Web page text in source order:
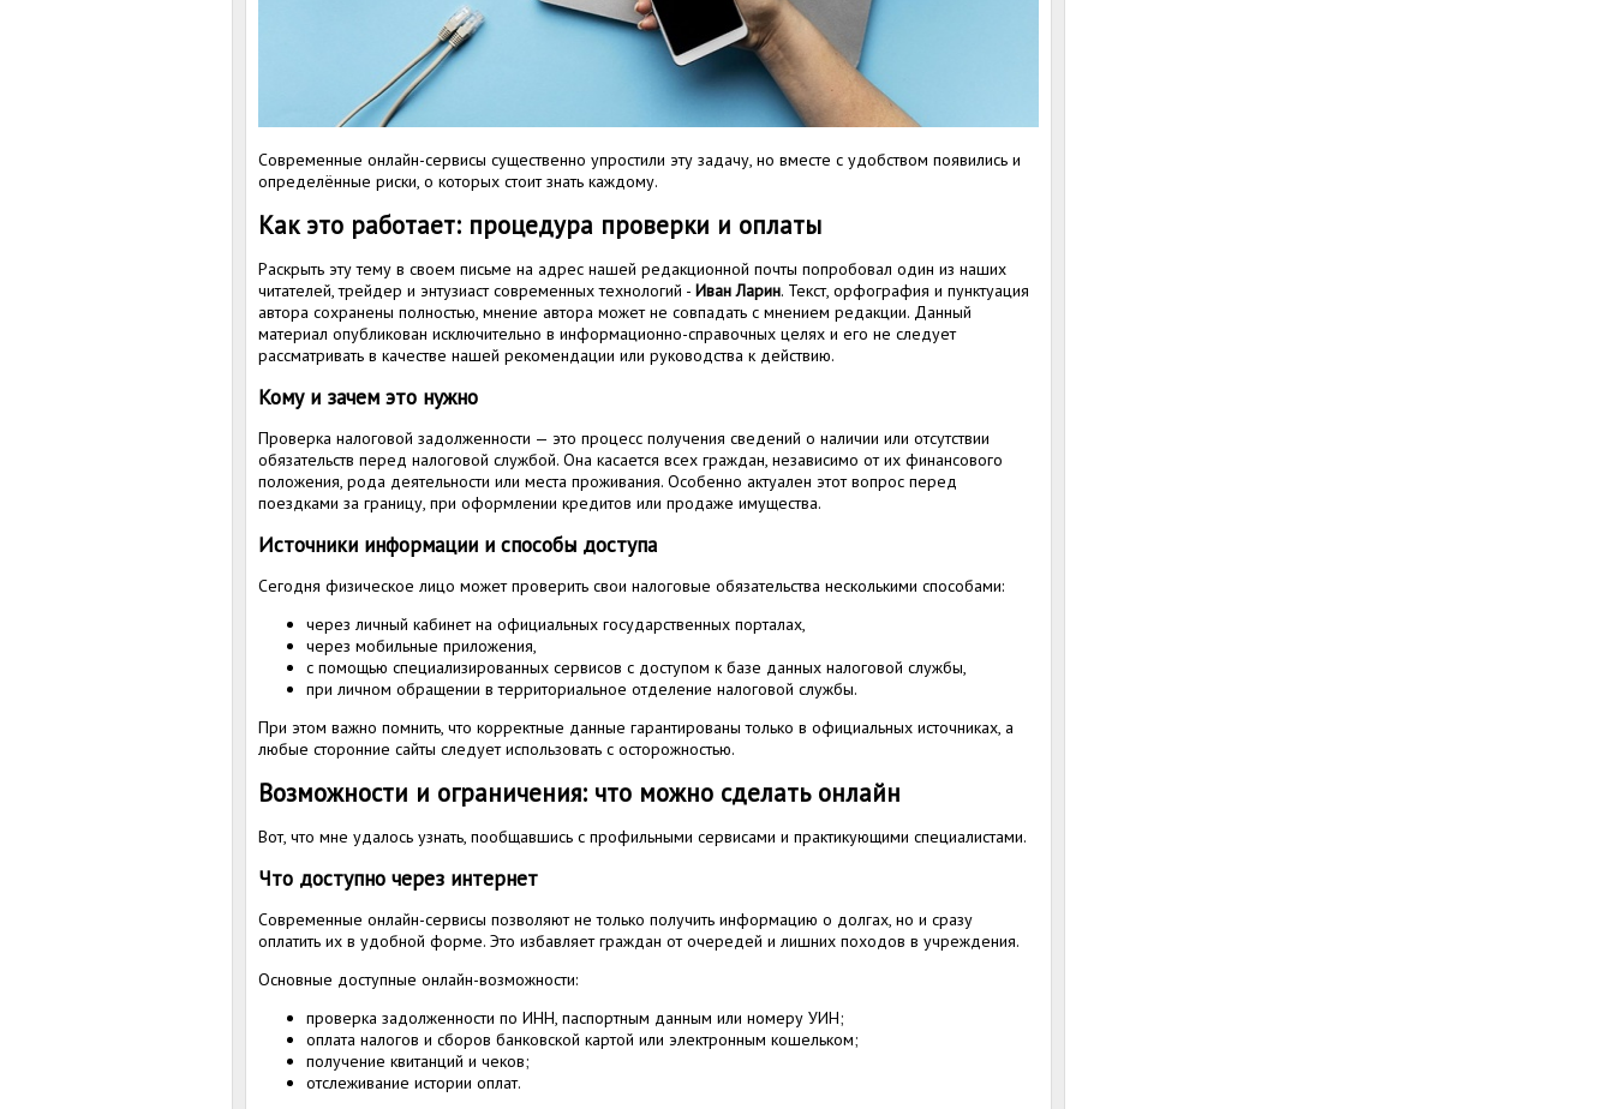
Современные онлайн-сервисы существенно упростили эту задачу, но вместе с удобством появились и
определённые риски, о которых стоит знать каждому.
Как это работает: процедура проверки и оплаты
Раскрыть эту тему в своем письме на адрес нашей редакционной почты попробовал один из наших
читателей, трейдер и энтузиаст современных технологий - Иван Ларин. Текст, орфография и пунктуация
автора сохранены полностью, мнение автора может не совпадать с мнением редакции. Данный
материал опубликован исключительно в информационно-справочных целях и его не следует
рассматривать в качестве нашей рекомендации или руководства к действию.
Кому и зачем это нужно
Проверка налоговой задолженности — это процесс получения сведений о наличии или отсутствии
обязательств перед налоговой службой. Она касается всех граждан, независимо от их финансового
положения, рода деятельности или места проживания. Особенно актуален этот вопрос перед
поездками за границу, при оформлении кредитов или продаже имущества.
Источники информации и способы доступа
Сегодня физическое лицо может проверить свои налоговые обязательства несколькими способами:
через личный кабинет на официальных государственных порталах,
через мобильные приложения,
с помощью специализированных сервисов с доступом к базе данных налоговой службы,
при личном обращении в территориальное отделение налоговой службы.
При этом важно помнить, что корректные данные гарантированы только в официальных источниках, а
любые сторонние сайты следует использовать с осторожностью.
Возможности и ограничения: что можно сделать онлайн
Вот, что мне удалось узнать, пообщавшись с профильными сервисами и практикующими специалистами.
Что доступно через интернет
Современные онлайн-сервисы позволяют не только получить информацию о долгах, но и сразу
оплатить их в удобной форме. Это избавляет граждан от очередей и лишних походов в учреждения.
Основные доступные онлайн-возможности:
проверка задолженности по ИНН, паспортным данным или номеру УИН;
оплата налогов и сборов банковской картой или электронным кошельком;
получение квитанций и чеков;
отслеживание истории оплат.